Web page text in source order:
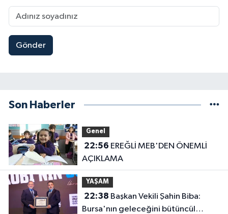
Gönder
Son Haberler
Genel
22:56
AÇIKLAMA
YAŞAM
22:38
Bursa'nın geleceğini bütüncül